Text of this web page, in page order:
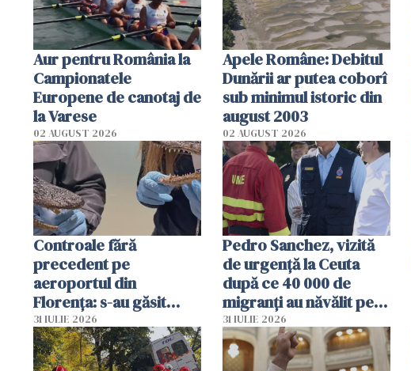
Aur pentru România la
Campionatele
Europene de canotaj de
la Varese
02 AUGUST 2026
Apele Române: Debitul
Dunării ar putea coborî
sub minimul istoric din
august 2003
02 AUGUST 2026
Controale fără
precedent pe
aeroportul din
Florența: s-au găsit
capete de aligator și o
sumă imensă de bani
31 IULIE 2026
Pedro Sanchez, vizită
de urgență la Ceuta
după ce 40 000 de
migranți au năvălit pe
teritoriul spaniol: „Vom
mobiliza toate
resursele"
31 IULIE 2026